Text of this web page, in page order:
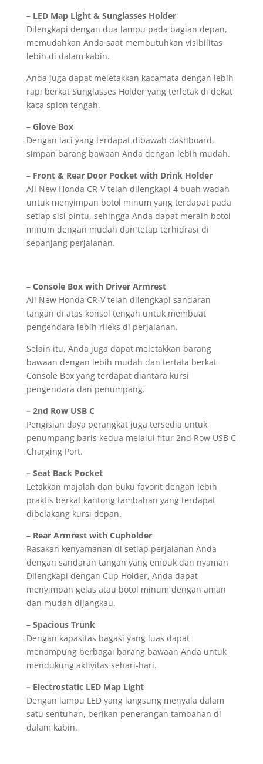
– LED Map Light & Sunglasses Holder
Dilengkapi dengan dua lampu pada bagian depan,
memudahkan Anda saat membutuhkan visibilitas
lebih di dalam kabin.
Anda juga dapat meletakkan kacamata dengan lebih
rapi berkat Sunglasses Holder yang terletak di dekat
kaca spion tengah.
– Glove Box
Dengan laci yang terdapat dibawah dashboard,
simpan barang bawaan Anda dengan lebih mudah.
– Front & Rear Door Pocket with Drink Holder
All New Honda CR-V telah dilengkapi 4 buah wadah
untuk menyimpan botol minum yang terdapat pada
setiap sisi pintu, sehingga Anda dapat meraih botol
minum dengan mudah dan tetap terhidrasi di
sepanjang perjalanan.
– Console Box with Driver Armrest
All New Honda CR-V telah dilengkapi sandaran
tangan di atas konsol tengah untuk membuat
pengendara lebih rileks di perjalanan.
Selain itu, Anda juga dapat meletakkan barang
bawaan dengan lebih mudah dan tertata berkat
Console Box yang terdapat diantara kursi
pengendara dan penumpang.
– 2nd Row USB C
Pengisian daya perangkat juga tersedia untuk
penumpang baris kedua melalui fitur 2nd Row USB C
Charging Port.
– Seat Back Pocket
Letakkan majalah dan buku favorit dengan lebih
praktis berkat kantong tambahan yang terdapat
dibelakang kursi depan.
– Rear Armrest with Cupholder
Rasakan kenyamanan di setiap perjalanan Anda
dengan sandaran tangan yang empuk dan nyaman
Dilengkapi dengan Cup Holder, Anda dapat
menyimpan gelas atau botol minum dengan aman
dan mudah dijangkau.
– Spacious Trunk
Dengan kapasitas bagasi yang luas dapat
menampung berbagai barang bawaan Anda untuk
mendukung aktivitas sehari-hari.
– Electrostatic LED Map Light
Dengan lampu LED yang langsung menyala dalam
satu sentuhan, berikan penerangan tambahan di
dalam kabin.